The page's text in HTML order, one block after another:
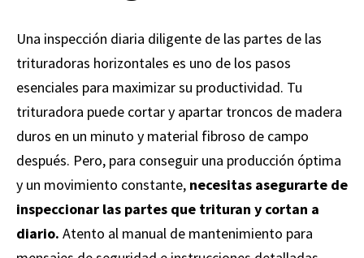
Una inspección diaria diligente de las partes de las
trituradoras horizontales es uno de los pasos
esenciales para maximizar su productividad. Tu
trituradora puede cortar y apartar troncos de madera
duros en un minuto y material fibroso de campo
después. Pero, para conseguir una producción óptima
y un movimiento constante, necesitas asegurarte de
inspeccionar las partes que trituran y cortan a
diario. Atento al manual de mantenimiento para